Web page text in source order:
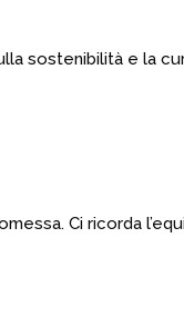
sostenibilità e la
Ci ricorda